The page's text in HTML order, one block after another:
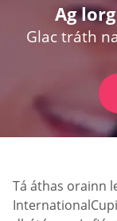
Ag
Glac tráth
Tá áthas orainn